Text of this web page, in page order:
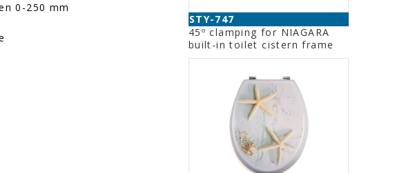
0-250 mm
STY-747
45º clamping for NIAGARA
built-in toilet cistern frame